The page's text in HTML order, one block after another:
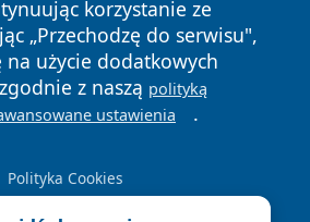
korzystanie ze
„Przechodzę do serwisu",
na użycie dodatkowych
z naszą polityką
ustawienia .
Polityka Cookies
Polityka
Cookies